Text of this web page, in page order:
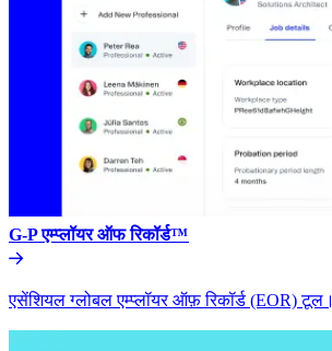
G-P एम्प्लॉयर ऑफ रिकॉर्ड™​​
एसेंशियल ग्लोबल एम्प्लॉयर ऑफ़ रिकॉर्ड (EOR) टूल।​​